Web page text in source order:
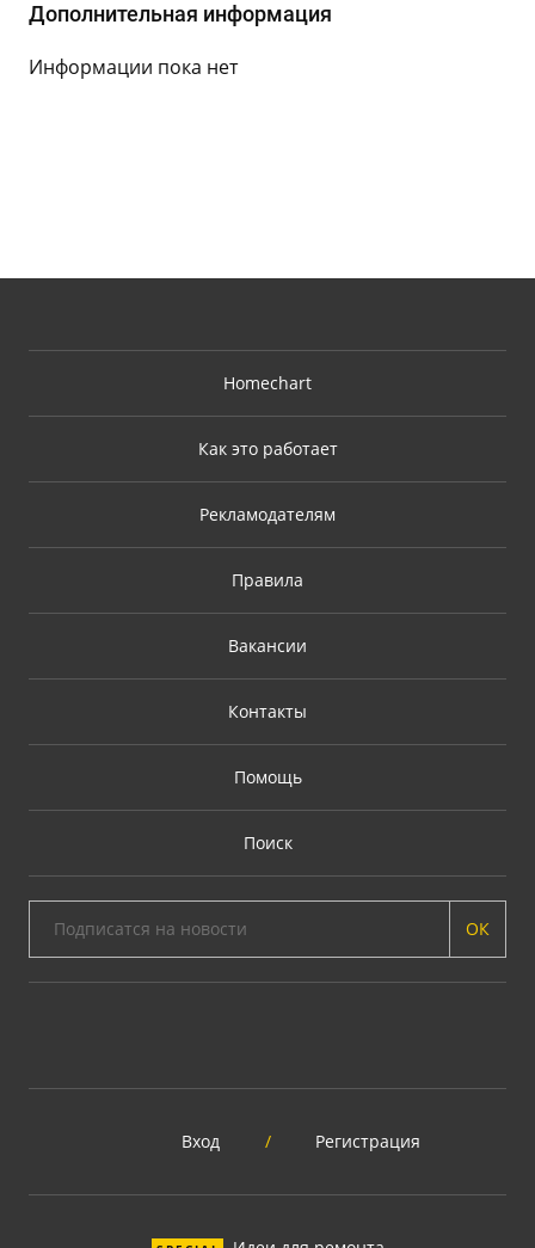
Дополнительная информация
Информации пока нет
Homechart
Как это работает
Рекламодателям
Правила
Вакансии
Контакты
Помощь
Поиск
ОК
Вход / Регистрация